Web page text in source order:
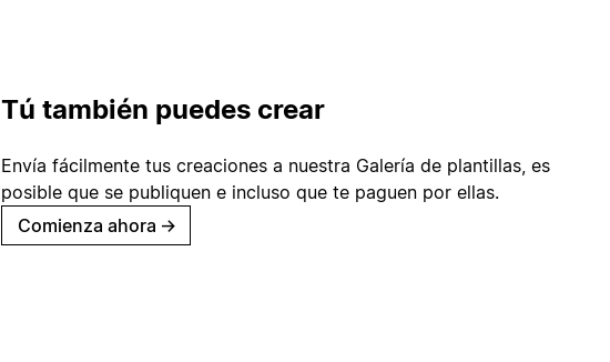
Tú también puedes crear
Envía fácilmente tus creaciones a nuestra Galería de plantillas, es
posible que se publiquen e incluso que te paguen por ellas.
Comienza ahora →